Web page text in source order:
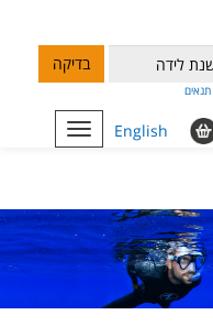
בדיקה
תנאים
Toggle
navigation
English